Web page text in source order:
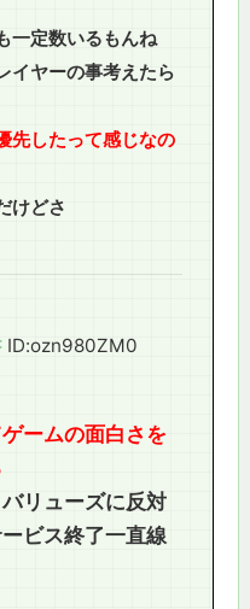
一定数いるもんね
イヤーの事考えたら
先したって感じなの
けどさ
ID:ozn980ZM0
ームの面白さを
リューズに反対
ビス終了一直線